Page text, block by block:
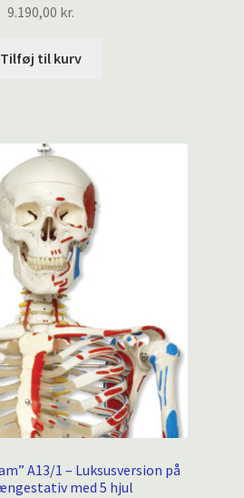
9.190,00 kr.
Tilføj til kurv
A13/1 – Luksusversion på
med 5 hjul